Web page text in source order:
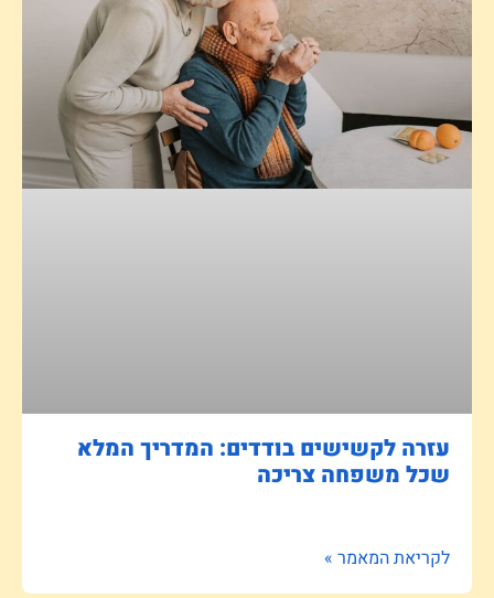
עזרה לקשישים בודדים: המדריך המלא
שכל משפחה צריכה
לקריאת המאמר »